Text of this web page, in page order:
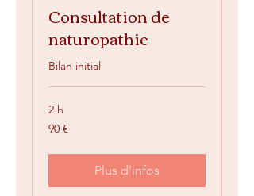
Consultation de
naturopathie
Bilan initial
2 h
90
euros
90 €
Plus d'infos